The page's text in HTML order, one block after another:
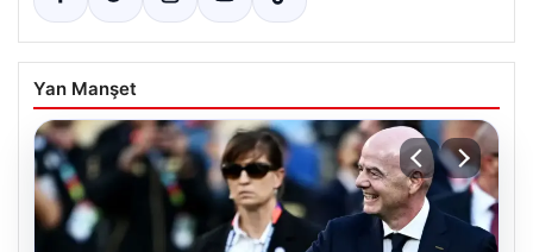
Yan Manşet